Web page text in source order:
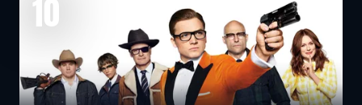
10